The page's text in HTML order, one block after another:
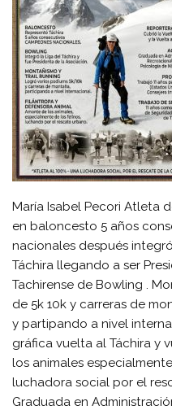
María Isabel Pecori Atleta
en baloncesto 5 años
nacionales después
Táchira llegando a ser
Tachirense de Bowling .
de 5k 10k y carreras de
y partipando a nivel
gráfica vuelta al Táchira y
los animales
luchadora social por el
Graduada en